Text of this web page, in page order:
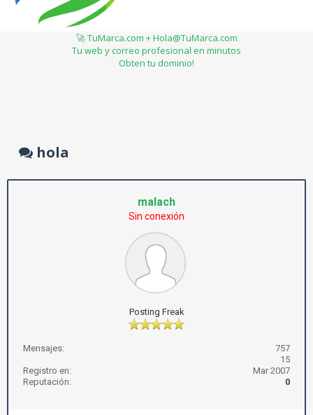
🚀 TuMarca.com + Hola@TuMarca.com
Tu web y correo profesional en minutos
Obten tu dominio!
hola
malach
Sin conexión
Posting Freak
Mensajes:
757
15
Registro en:
Mar 2007
Reputación:
0